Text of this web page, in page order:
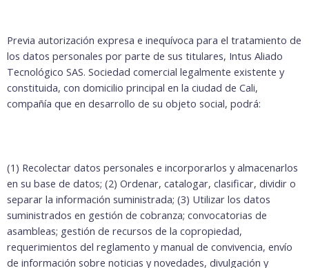
Previa autorización expresa e inequívoca para el tratamiento de
los datos personales por parte de sus titulares, Intus Aliado
Tecnológico SAS. Sociedad comercial legalmente existente y
constituida, con domicilio principal en la ciudad de Cali,
compañía que en desarrollo de su objeto social, podrá:
(1) Recolectar datos personales e incorporarlos y almacenarlos
en su base de datos; (2) Ordenar, catalogar, clasificar, dividir o
separar la información suministrada; (3) Utilizar los datos
suministrados en gestión de cobranza; convocatorias de
asambleas; gestión de recursos de la copropiedad,
requerimientos del reglamento y manual de convivencia, envío
de información sobre noticias y novedades, divulgación y